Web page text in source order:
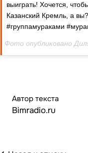
выиграть! Хочется,
Казанский Кремль, а
#группамураками
Фото опубликовано
Автор текста
Bimradio.ru